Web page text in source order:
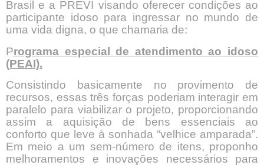
Brasil e a PREVI visando oferecer condições ao
participante idoso para ingressar no mundo de
uma vida digna, o que chamaria de:
Programa especial de atendimento ao idoso
(PEAI).
Consistindo basicamente no provimento de
recursos, essas três forças poderiam interagir em
paralelo para viabilizar o projeto, proporcionando
assim a aquisição de bens essenciais ao
conforto que leve à sonhada “velhice amparada”.
Em meio a um sem-número de itens, proponho
melhoramentos e inovações necessários para